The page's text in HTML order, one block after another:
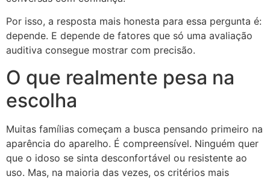
Por isso, a resposta mais honesta para essa pergunta é:
depende. E depende de fatores que só uma avaliação
auditiva consegue mostrar com precisão.
O que realmente pesa na
escolha
Muitas famílias começam a busca pensando primeiro na
aparência do aparelho. É compreensível. Ninguém quer
que o idoso se sinta desconfortável ou resistente ao
uso. Mas, na maioria das vezes, os critérios mais